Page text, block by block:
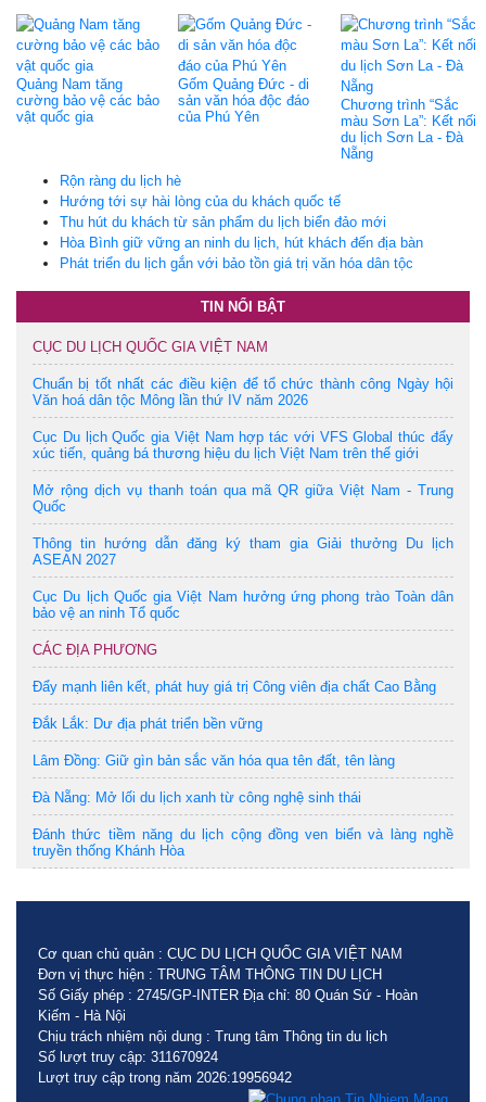
Quảng Nam tăng
cường bảo vệ các bảo
vật quốc gia
Gốm Quảng Đức - di
sản văn hóa độc đáo
của Phú Yên
Chương trình “Sắc
màu Sơn La”: Kết nối
du lịch Sơn La - Đà
Nẵng
Rộn ràng du lịch hè
Hướng tới sự hài lòng của du khách quốc tế
Thu hút du khách từ sản phẩm du lịch biển đảo mới
Hòa Bình giữ vững an ninh du lịch, hút khách đến địa bàn
Phát triển du lịch gắn với bảo tồn giá trị văn hóa dân tộc
TIN NỔI BẬT
CỤC DU LỊCH QUỐC GIA VIỆT NAM
Chuẩn bị tốt nhất các điều kiện để tổ chức thành công Ngày hội
Văn hoá dân tộc Mông lần thứ IV năm 2026
Cục Du lịch Quốc gia Việt Nam hợp tác với VFS Global thúc đẩy
xúc tiến, quảng bá thương hiệu du lịch Việt Nam trên thế giới
Mở rộng dịch vụ thanh toán qua mã QR giữa Việt Nam - Trung
Quốc
Thông tin hướng dẫn đăng ký tham gia Giải thưởng Du lịch
ASEAN 2027
Cục Du lịch Quốc gia Việt Nam hưởng ứng phong trào Toàn dân
bảo vệ an ninh Tổ quốc
CÁC ĐỊA PHƯƠNG
Đẩy mạnh liên kết, phát huy giá trị Công viên địa chất Cao Bằng
Đắk Lắk: Dư địa phát triển bền vững
Lâm Đồng: Giữ gìn bản sắc văn hóa qua tên đất, tên làng
Đà Nẵng: Mở lối du lịch xanh từ công nghệ sinh thái
Đánh thức tiềm năng du lịch cộng đồng ven biển và làng nghề
truyền thống Khánh Hòa
Cơ quan chủ quản : CỤC DU LỊCH QUỐC GIA VIỆT NAM
Đơn vị thực hiện : TRUNG TÂM THÔNG TIN DU LỊCH
Số Giấy phép : 2745/GP-INTER Địa chỉ: 80 Quán Sứ - Hoàn
Kiếm - Hà Nội
Chịu trách nhiệm nội dung : Trung tâm Thông tin du lịch
Số lượt truy cập: 311670924
Lượt truy cập trong năm 2026:19956942